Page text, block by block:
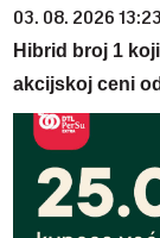
03. 08. 2026 13:23
Hibrid broj 1
akcijskoj ceni